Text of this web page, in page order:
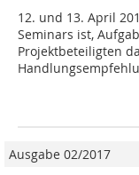
12. und 13. April
Seminars ist,
Projektbeteiligten
Ausgabe 02/2017